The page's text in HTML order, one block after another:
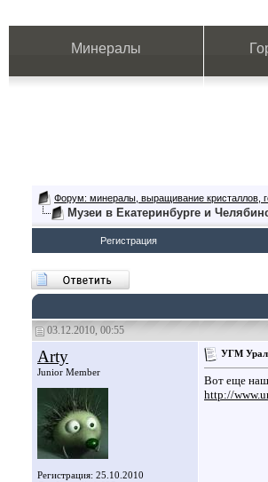
Минералы
Форум: минералы, выращивание кристаллов,
Музеи в Екатеринбурге и
Регистрация
03.12.2010, 00:55
Arty
Junior Member
Регистрация: 25.10.2010
УГМ
Вот еще
http://